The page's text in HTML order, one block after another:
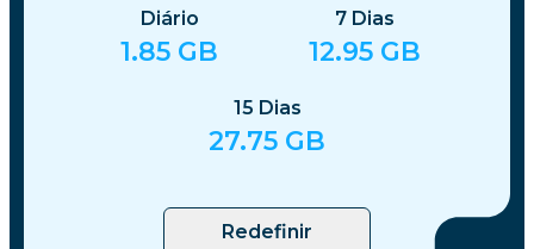
Diário
1.85 GB
7 Dias
12.95 GB
15 Dias
27.75 GB
Redefinir